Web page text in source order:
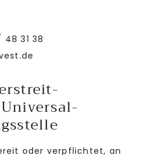
31 38
oder verpflichtet, an